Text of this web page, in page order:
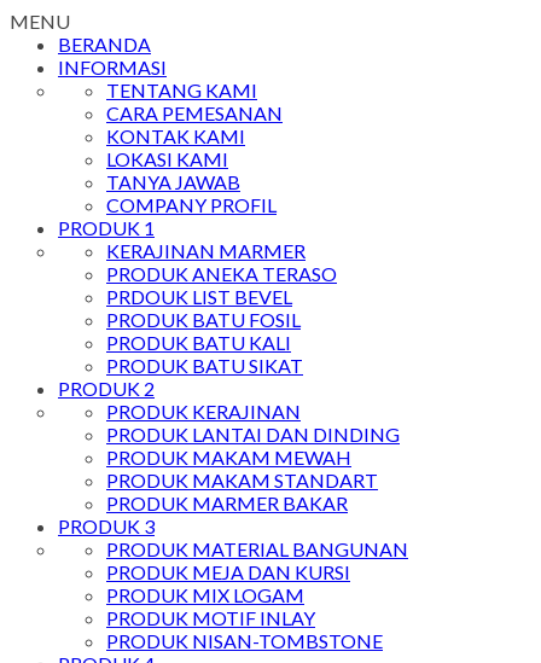
MENU
BERANDA
INFORMASI
TENTANG KAMI
CARA PEMESANAN
KONTAK KAMI
LOKASI KAMI
TANYA JAWAB
COMPANY PROFIL
PRODUK 1
KERAJINAN MARMER
PRODUK ANEKA TERASO
PRDOUK LIST BEVEL
PRODUK BATU FOSIL
PRODUK BATU KALI
PRODUK BATU SIKAT
PRODUK 2
PRODUK KERAJINAN
PRODUK LANTAI DAN DINDING
PRODUK MAKAM MEWAH
PRODUK MAKAM STANDART
PRODUK MARMER BAKAR
PRODUK 3
PRODUK MATERIAL BANGUNAN
PRODUK MEJA DAN KURSI
PRODUK MIX LOGAM
PRODUK MOTIF INLAY
PRODUK NISAN-TOMBSTONE